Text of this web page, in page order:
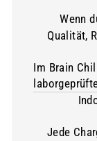
Wenn
Qualität,
Im Brain
Jede